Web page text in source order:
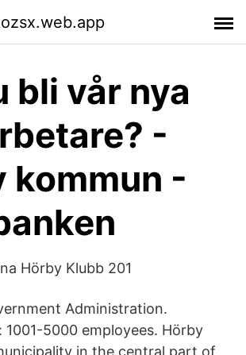
bli vår nya
-
kommun -
Hörby Klubb 201
Administration.
1001-5000 employees. Hörby
in the central part of